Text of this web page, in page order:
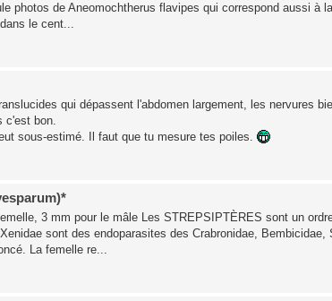
photos de Aneomochtherus flavipes qui correspond aussi à
le cent...
qui dépassent l'abdomen largement, les nervures
c'est bon.
sous-estimé. Il faut que tu mesure tes poiles.
3 mm pour le mâle Les STREPSIPTÈRES sont un
sont des endoparasites des Crabronidae, Bembicidae,
La femelle re...